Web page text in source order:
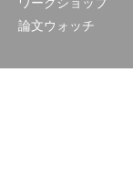
論文ウォッチ